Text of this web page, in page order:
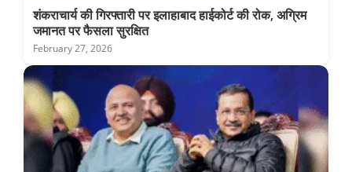
शंकराचार्य की गिरफ्तारी पर इलाहाबाद हाईकोर्ट की रोक, अग्रिम
जमानत पर फैसला सुरक्षित
February 27, 2026